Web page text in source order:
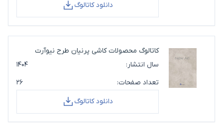
دانلود کاتالوگ
کاتالوگ محصولات کاشی پرنیان طرح نیوآرت
سال انتشار:
۱۴۰۴
تعداد صفحات:
۲۶
دانلود کاتالوگ